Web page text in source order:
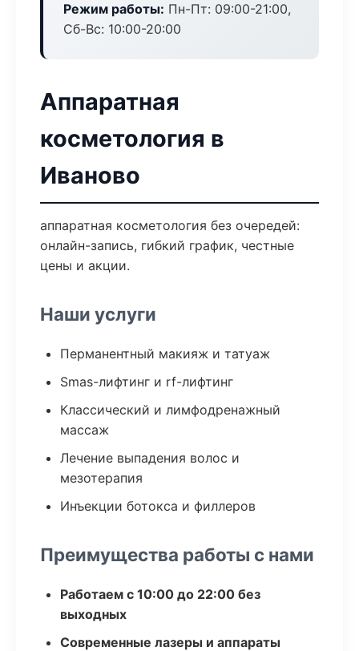
Режим работы: Пн-Пт: 09:00-21:00,
Сб-Вс: 10:00-20:00
Аппаратная
косметология в
Иваново
аппаратная косметология без очередей:
онлайн-запись, гибкий график, честные
цены и акции.
Наши услуги
Перманентный макияж и татуаж
Smas-лифтинг и rf-лифтинг
Классический и лимфодренажный
массаж
Лечение выпадения волос и
мезотерапия
Инъекции ботокса и филлеров
Преимущества работы с нами
Работаем с 10:00 до 22:00 без
выходных
Современные лазеры и аппараты